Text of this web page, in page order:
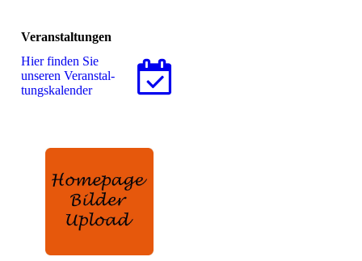
Veranstaltungen
Hier finden Sie
unseren Ver­an­stal­
tungs­ka­len­der